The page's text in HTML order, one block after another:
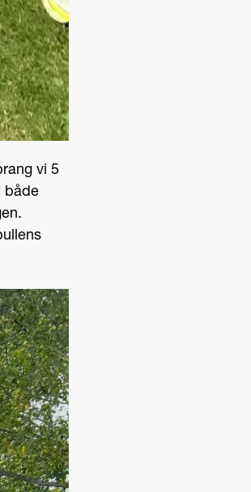
vi 5
både